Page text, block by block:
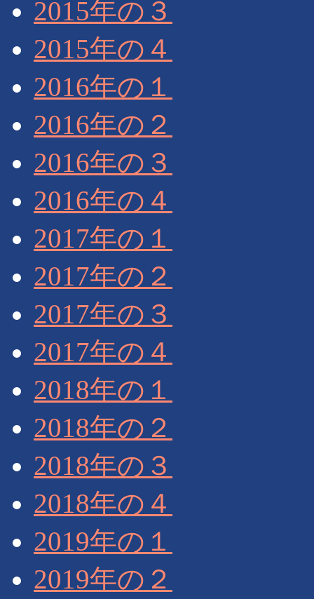
2015年の３
2015年の４
2016年の１
2016年の２
2016年の３
2016年の４
2017年の１
2017年の２
2017年の３
2017年の４
2018年の１
2018年の２
2018年の３
2018年の４
2019年の１
2019年の２